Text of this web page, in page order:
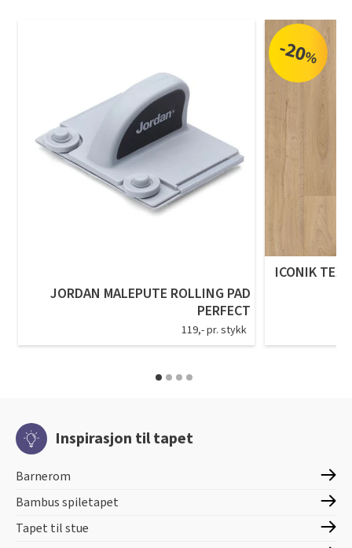
JORDAN MALEPUTE ROLLING PAD
PERFECT
119,- pr. stykk
-20%
ICONIK
Inspirasjon til tapet
Barnerom
Bambus spiletapet
Tapet til stue